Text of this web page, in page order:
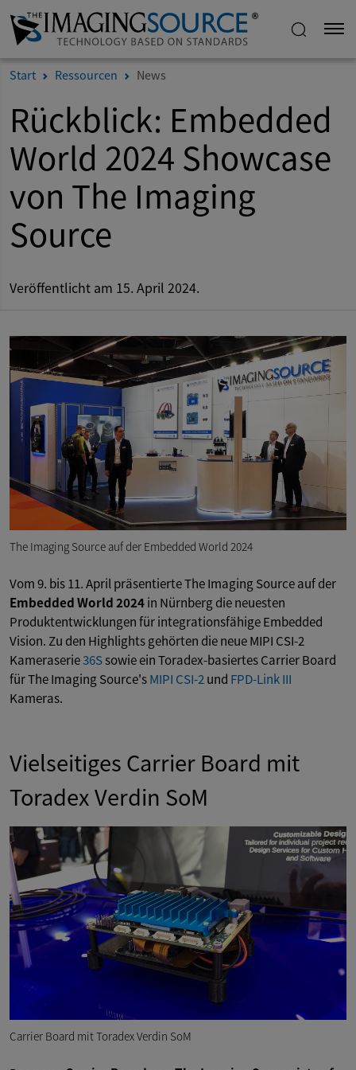
Start Ressourcen News
Rückblick: Embedded
World 2024 Showcase
von The Imaging
Source
Veröffentlicht am 15. April 2024.
The Imaging Source auf der Embedded World 2024
Vom 9. bis 11. April präsentierte The Imaging Source auf der
Embedded World 2024in Nürnberg die neuesten
Produktentwicklungen für integrationsfähige Embedded
Vision. Zu den Highlights gehörten die neue MIPI CSI-2
Kameraserie36Ssowie ein Toradex-basiertes Carrier Board
für The Imaging Source'sMIPI CSI-2 und FPD-Link III
Kameras.
Vielseitiges Carrier Board mit
Toradex Verdin SoM
Carrier Board mit Toradex Verdin SoM